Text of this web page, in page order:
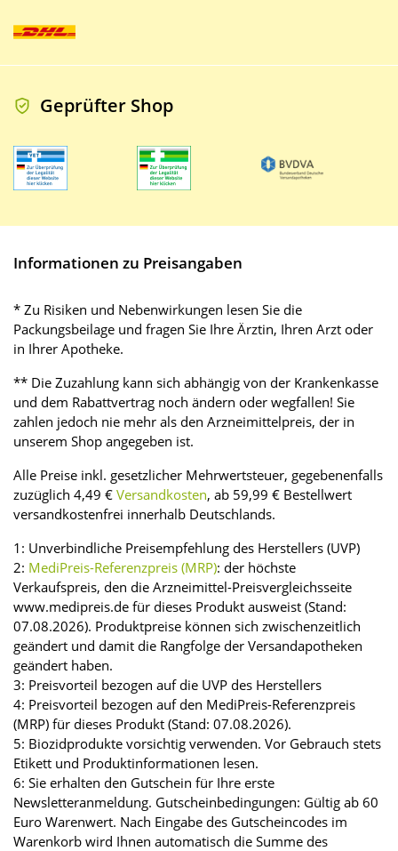
Geprüfter Shop
Informationen zu Preisangaben
* Zu Risiken und Nebenwirkungen lesen Sie die
Packungsbeilage und fragen Sie Ihre Ärztin, Ihren Arzt oder
in Ihrer Apotheke.
** Die Zuzahlung kann sich abhängig von der Krankenkasse
und dem Rabattvertrag noch ändern oder wegfallen! Sie
zahlen jedoch nie mehr als den Arzneimittelpreis, der in
unserem Shop angegeben ist.
Alle Preise inkl. gesetzlicher Mehrwertsteuer, gegebenenfalls
zuzüglich 4,49 € Versandkosten, ab 59,99 € Bestellwert
versandkostenfrei innerhalb Deutschlands.
1: Unverbindliche Preisempfehlung des Herstellers (UVP)
2: MediPreis-Referenzpreis (MRP): der höchste
Verkaufspreis, den die Arzneimittel-Preisvergleichsseite
www.medipreis.de für dieses Produkt ausweist (Stand:
07.08.2026). Produktpreise können sich zwischenzeitlich
geändert und damit die Rangfolge der Versandapotheken
geändert haben.
3: Preisvorteil bezogen auf die UVP des Herstellers
4: Preisvorteil bezogen auf den MediPreis-Referenzpreis
(MRP) für dieses Produkt (Stand: 07.08.2026).
5: Biozidprodukte vorsichtig verwenden. Vor Gebrauch stets
Etikett und Produktinformationen lesen.
6: Sie erhalten den Gutschein für Ihre erste
Newsletteranmeldung. Gutscheinbedingungen: Gültig ab 60
Euro Warenwert. Nach Eingabe des Gutscheincodes im
Warenkorb wird Ihnen automatisch die Summe des